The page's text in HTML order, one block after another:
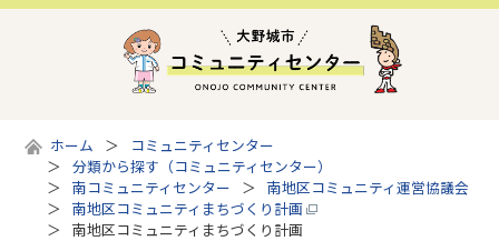
ホーム
コミュニティセンター
分類から探す（コミュニティセンター）
南コミュニティセンター
南地区コミュニティ運営協議会
南地区コミュニティまちづくり計画
南地区コミュニティまちづくり計画